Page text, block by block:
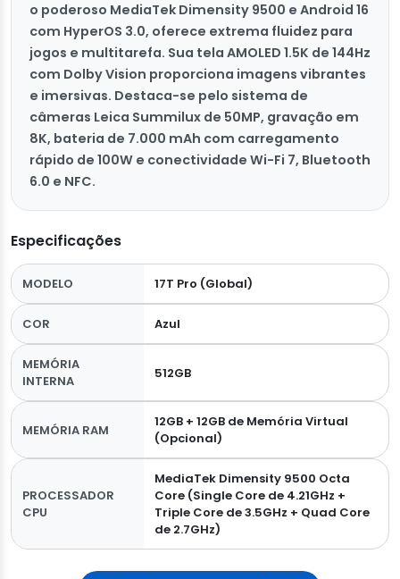
o poderoso MediaTek Dimensity 9500 e Android 16
com HyperOS 3.0, oferece extrema fluidez para
jogos e multitarefa. Sua tela AMOLED 1.5K de 144Hz
com Dolby Vision proporciona imagens vibrantes
e imersivas. Destaca-se pelo sistema de
câmeras Leica Summilux de 50MP, gravação em
8K, bateria de 7.000 mAh com carregamento
rápido de 100W e conectividade Wi-Fi 7, Bluetooth
6.0 e NFC.
Especificações
MODELO 17T Pro (Global)
COR Azul
MEMÓRIA
INTERNA
512GB
MEMÓRIA RAM
12GB + 12GB de Memória Virtual
(Opcional)
PROCESSADOR
CPU
MediaTek Dimensity 9500 Octa
Core (Single Core de 4.21GHz +
Triple Core de 3.5GHz + Quad Core
de 2.7GHz)